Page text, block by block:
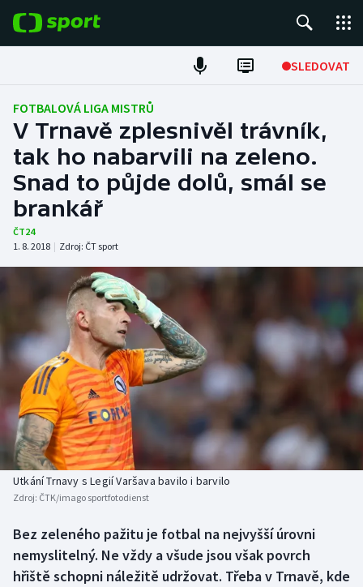
SLEDOVAT
Fotbal
Hokej
Tenis
Atletika
DALŠÍ SPORTY
Americký fotbal
Baseball a softbal
Basketbal
Biatlon
Boby a skeleton
Box
Curling
NEPŘEHLÉDNĚTE
Soutěže
Historické návraty
Aplikace ČT sport
AZ kvíz
FOTBALOVÁ LIGA MISTRŮ
V Trnavě zplesnivěl trávník,
tak ho nabarvili na zeleno.
Snad to půjde dolů, smál se
brankář
ČT24
1. 8. 2018 | Zdroj: ČT sport
Utkání Trnavy s Legií Varšava bavilo i barvilo
Zdroj: ČTK/imago sportfotodienst
Bez zeleného pažitu je fotbal na nejvyšší úrovni
nemyslitelný. Ne vždy a všude jsou však povrch
hřiště schopni náležitě udržovat. Třeba v Trnavě, kde